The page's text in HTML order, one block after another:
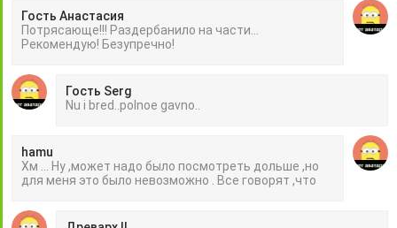
Гость Анастасия
Потрясающе!!! Раздербанило на части...
Рекомендую! Безупречно!
Гость Serg
Nu i bred..polnoe gavno..
hamu
Хм ... Ну ,может надо было посмотреть дольше ,но
для меня это было невозможно . Все говорят ,что